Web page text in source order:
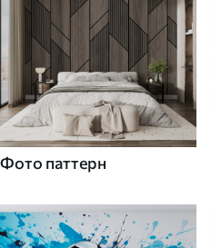
Фото паттерн